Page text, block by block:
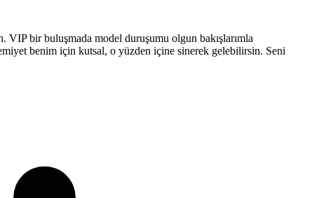
VIP bir buluşmada model duruşumu olgun bakışlarımla
benim için kutsal, o yüzden içine sinerek gelebilirsin. Seni